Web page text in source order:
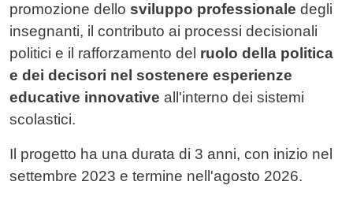
promozione dello sviluppo professionale degli
insegnanti, il contributo ai processi decisionali
politici e il rafforzamento del ruolo della politica
e dei decisori nel sostenere esperienze
educative innovative all'interno dei sistemi
scolastici.
Il progetto ha una durata di 3 anni, con inizio nel
settembre 2023 e termine nell'agosto 2026.